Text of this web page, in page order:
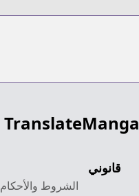
TranslateManga
قانوني
الشروط والأحكام